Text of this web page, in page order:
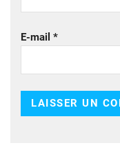
E-mail *